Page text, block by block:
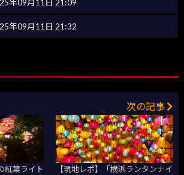
年09月11日 21:09
年09月11日 21:32
紅葉ライト
次の記事
【現地レポ】「横浜ランタンナイ